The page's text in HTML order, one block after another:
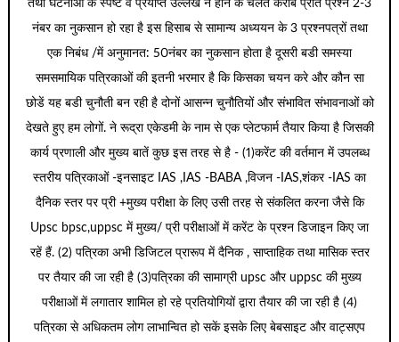
तथा घटनाओं के स्पष्ट व प्रर्याप्त उल्लेख न होने के चलते करीब प्रति प्रश्न 2-3
नंबर का नुकसान हो रहा है इस हिसाब से सामान्य अध्ययन के 3 प्रश्नपत्रों तथा
एक निबंध /में अनुमानत: 50नंबर का नुकसान होता है दूसरी बडी समस्या
समसमायिक पत्रिकाओं की इतनी भरमार है कि किसका चयन करे और कौन सा
छोडें यह बडी चुनौती बन रही है दोनों आसन्न चुनौतियों और संभावित संभावनाओं को
देखते हुए हम लोगों. ने रूद्रा एकेडमी के नाम से एक प्लेटफार्म तैयार किया है जिसकी
कार्य प्रणाली और मुख्य बातें कुछ इस तरह से है - (1)करेंट की वर्तमान में उपलब्ध
स्तरीय पत्रिकाओं -इनसाइट IAS ,IAS -BABA ,विजन -IAS,शंकर -IAS का
दैनिक स्तर पर प्री +मुख्य परीक्षा के लिए उसी तरह से संकलित करना जैसे कि
Upsc bpsc,uppsc में मुख्य/ प्री परीक्षाओं में करेंट के प्रश्न डिजाइन किए जा
रहें हैं. (2) पत्रिका अभी डिजिटल प्रारूप में दैनिक , साप्ताहिक तथा मासिक स्तर
पर तैयार की जा रही है (3)पत्रिका की सामाग्री upsc और uppsc की मुख्य
परीक्षाओं में लगातार शामिल हो रहे प्रतियोगियों द्वारा तैयार की जा रही है (4)
पत्रिका से अधिकतम लोग लाभान्वित हो सकें इसके लिए बेबसाइट और वाट्सएप